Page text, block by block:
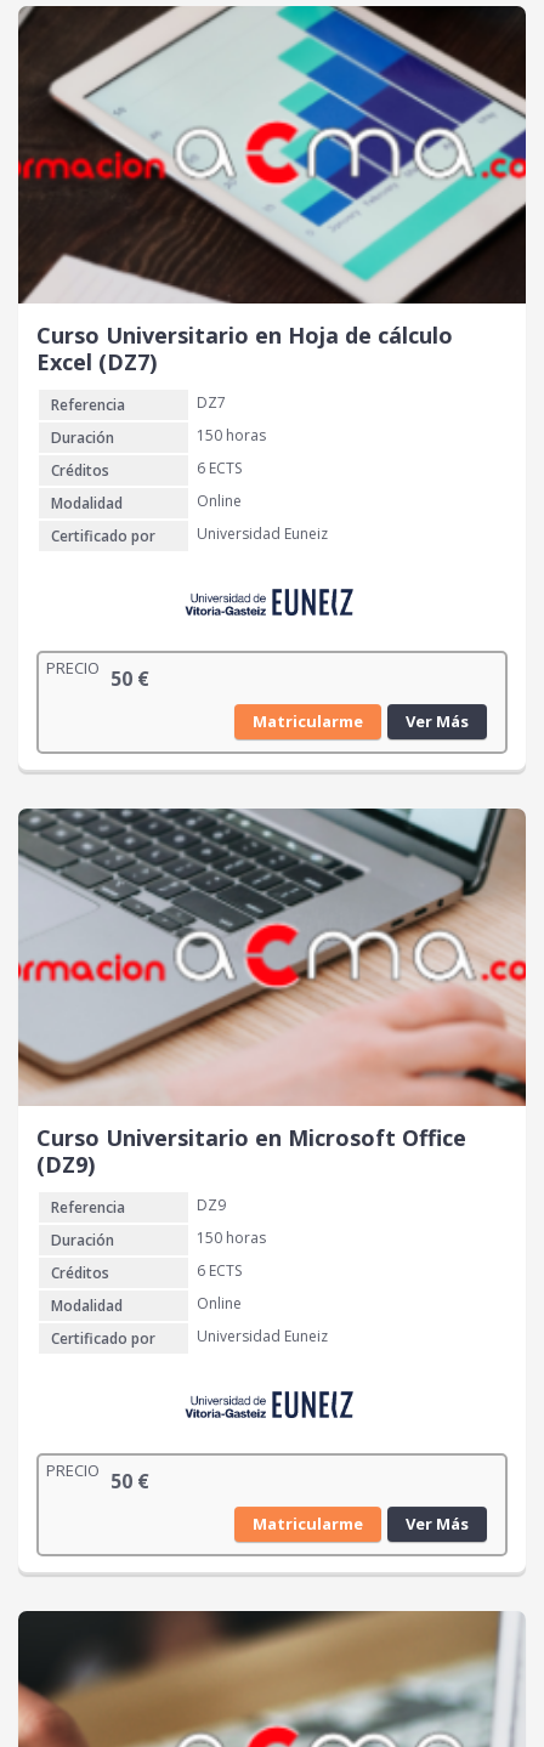
Curso Universitario en Hoja de cálculo
Excel (DZ7)
Referencia
DZ7
Duración
150 horas
Créditos
6 ECTS
Modalidad
Online
Certificado por
Universidad Euneiz
PRECIO 50 €
Matricularme Ver Más
Curso Universitario en Microsoft Office
(DZ9)
Referencia
DZ9
Duración
150 horas
Créditos
6 ECTS
Modalidad
Online
Certificado por
Universidad Euneiz
PRECIO 50 €
Matricularme Ver Más